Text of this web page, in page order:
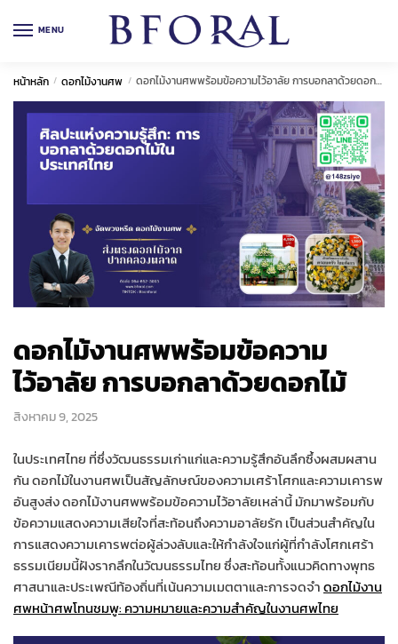
MENU
หน้าหลัก / ดอกไม้งานศพ / ดอกไม้งานศพพร้อมข้อความไว้อาลัย การบอกลาด้วยดอกไม้
ดอกไม้งานศพพร้อมข้อความ
ไว้อาลัย การบอกลาด้วยดอกไม้
สิงหาคม 9, 2025
ในประเทศไทย ที่ซึ่งวัฒนธรรมเก่าแก่และความรู้สึกอันลึกซึ้งผสมผสาน
กัน ดอกไม้ในงานศพเป็นสัญลักษณ์ของความเศร้าโศกและความเคารพ
อันสูงส่ง ดอกไม้งานศพพร้อมข้อความไว้อาลัยเหล่านี้ มักมาพร้อมกับ
ข้อความแสดงความเสียใจที่สะท้อนถึงความอาลัยรัก เป็นส่วนสำคัญใน
การแสดงความเคารพต่อผู้ล่วงลับและให้กำลังใจแก่ผู้ที่กำลังโศกเศร้า
ธรรมเนียมนี้ฝังรากลึกในวัฒนธรรมไทย ซึ่งสะท้อนทั้งแนวคิดทางพุทธ
ศาสนาและประเพณีท้องถิ่นที่เน้นความเมตตาและการจดจำดอกไม้งาน
ศพหน้าศพโทนชมพู: ความหมายและความสำคัญในงานศพไทย